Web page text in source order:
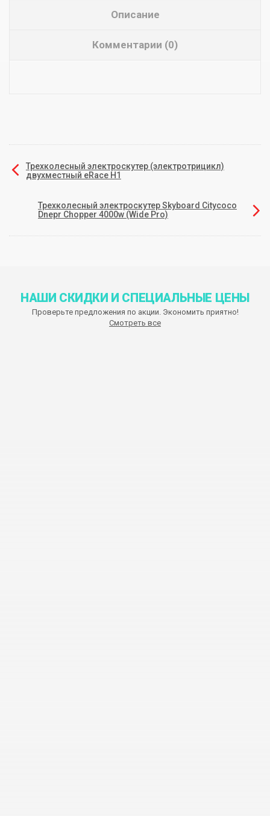
Описание
Комментарии (0)
Трехколесный электроскутер (электротрицикл)
двухместный eRace H1
Трехколесный электроскутер Skyboard Citycoco
Dnepr Chopper 4000w (Wide Pro)
НАШИ СКИДКИ И СПЕЦИАЛЬНЫЕ ЦЕНЫ
Проверьте предложения по акции. Экономить приятно!
Смотреть все